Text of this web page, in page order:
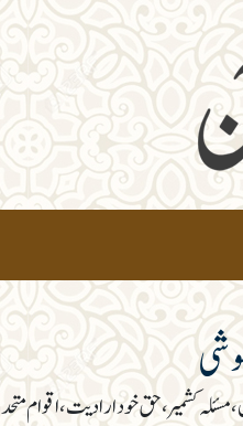
کشمیر، حق خود ارادیت، اقوام